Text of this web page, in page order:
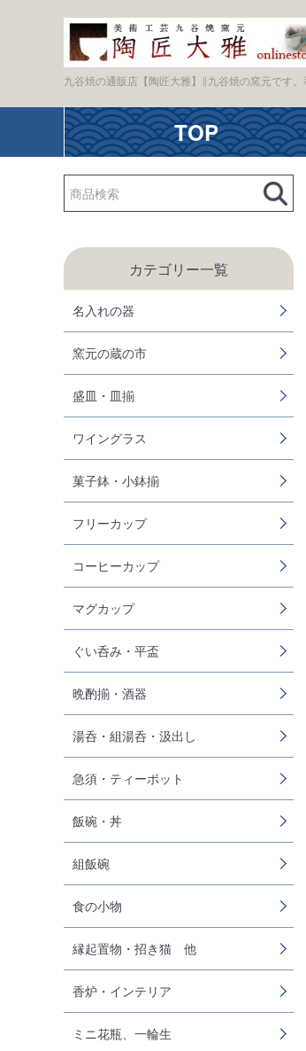
九谷焼の通販店【陶匠大雅】∥九谷焼の窯元です
TOP
カテゴリー一覧
名入れの器
窯元の蔵の市
盛皿・皿揃
ワイングラス
菓子鉢・小鉢揃
フリーカップ
コーヒーカップ
マグカップ
ぐい呑み・平盃
晩酌揃・酒器
湯呑・組湯呑・汲出し
急須・ティーポット
飯碗・丼
組飯碗
食の小物
縁起置物・招き猫 他
香炉・インテリア
ミニ花瓶、一輪生